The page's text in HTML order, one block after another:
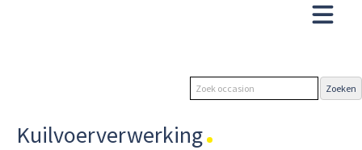
Kuilvoerverwerking